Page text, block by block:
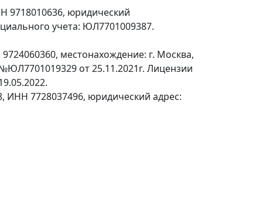
9718010636, юридический
учета: ЮЛ7701009387.
местонахождение: г. Москва,
от 25.11.2021г. Лицензии
ИНН 7728037496, юридический адрес: